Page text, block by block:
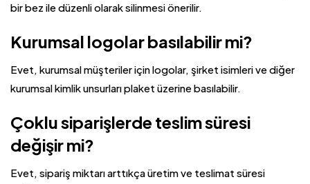
bir bez ile düzenli olarak silinmesi önerilir.
Kurumsal logolar basılabilir mi?
Evet, kurumsal müşteriler için logolar, şirket isimleri ve diğer
kurumsal kimlik unsurları plaket üzerine basılabilir.
Çoklu siparişlerde teslim süresi
değişir mi?
Evet, sipariş miktarı arttıkça üretim ve teslimat süresi